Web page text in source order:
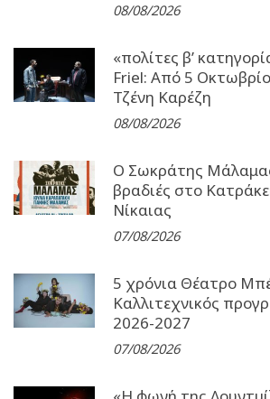
08/08/2026
«πολίτες β’
Friel: Από 5
Τζένη Καρέζη
08/08/2026
Ο Σωκράτης
βραδιές στο
Νίκαιας
07/08/2026
5 χρόνια Θέατρο
Καλλιτεχνικός
2026-2027
07/08/2026